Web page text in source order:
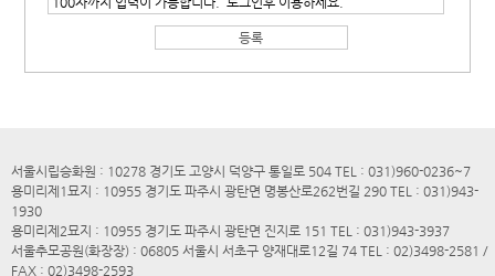
서울시립승화원 : 10278 경기도 고양시 덕양구 통일로 504 TEL : 031)960-0236~7
용미리제1묘지 : 10955 경기도 파주시 광탄면 명봉산로262번길 290 TEL : 031)943-
1930
용미리제2묘지 : 10955 경기도 파주시 광탄면 진지로 151 TEL : 031)943-3937
서울추모공원(화장장) : 06805 서울시 서초구 양재대로12길 74 TEL : 02)3498-2581 /
FAX : 02)3498-2593